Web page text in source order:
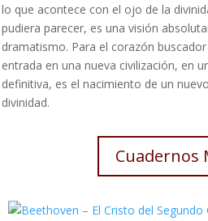
lo que acontece con el ojo de la
pudiera parecer, es una visión
dramatismo. Para el corazón
entrada en una nueva civilización, en
definitiva, es el nacimiento de un
divinidad.
Cuadernos